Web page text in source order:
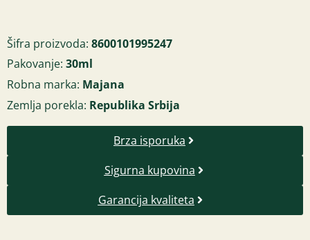
Šifra proizvoda: 8600101995247
Pakovanje: 30ml
Robna marka: Majana
Zemlja porekla: Republika Srbija
Brza isporuka
Sigurna kupovina
Garancija kvaliteta